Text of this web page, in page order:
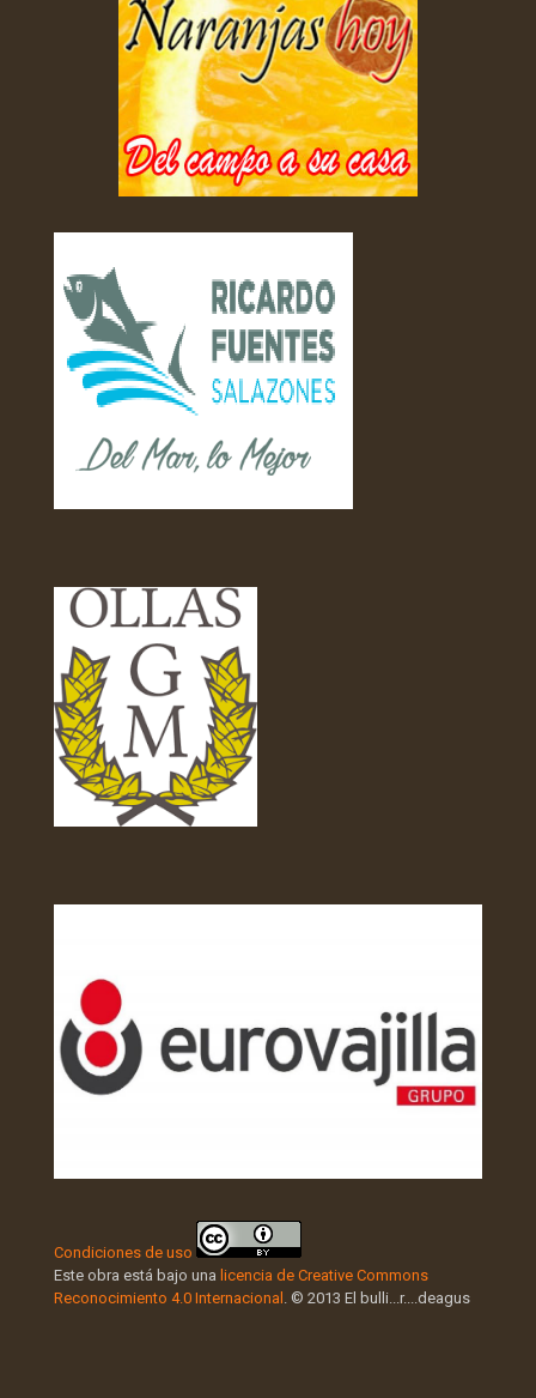
Condiciones de uso
Este obra está bajo una licencia de Creative Commons
Reconocimiento 4.0 Internacional . © 2013 El bulli...r....deagus